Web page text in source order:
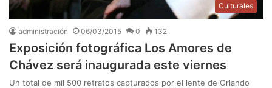
Culturales
administración 06/03/2015 0 132
Exposición fotográfica Los Amores de
Chávez será inaugurada este viernes
Un total de mil 500 retratos capturados por el lente de Orlando